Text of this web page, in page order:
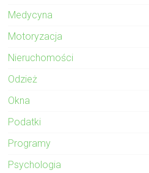
Medycyna
Motoryzacja
Nieruchomości
Odzież
Okna
Podatki
Programy
Psychologia